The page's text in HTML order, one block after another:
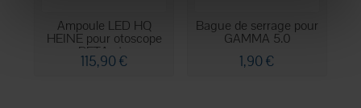
Ampoule LED HQ
HEINE pour otoscope
BETA et...
115,90 €
Bague de serrage pour
GAMMA 5.0
1,90 €